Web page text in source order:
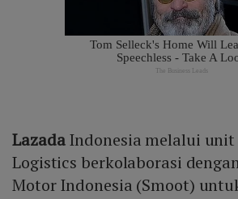
LazadaIndonesia melalui unit
Logistics berkolaborasi
Motor Indonesia (Smoot)